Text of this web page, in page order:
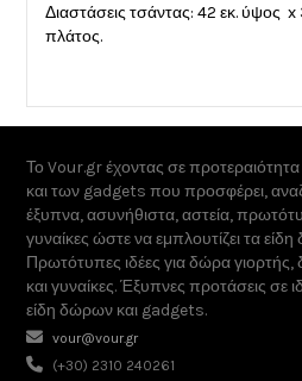
Διαστάσεις τσάντας: 42 εκ. ύψος x
πλάτος.
Το Vour.gr έχοντας σε
και των gadgets που προσφέρει,
έξυπνα, ασυνήθιστα, αστεία,
γυναίκες ώστε να εμπλουτίζει τα
Πρωτότυπες ιδέες για δώρα γιορτής,
και γυναίκες. Έξυπνες προτάσεις σε
είδη δώρων και gadgets.
vour@vour.gr
(+30) 2310 240261